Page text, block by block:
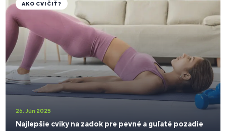
26. Jún 2025
Najlepšie cviky na zadok pre pevné a guľaté pozadie
AKO CVIČIŤ?